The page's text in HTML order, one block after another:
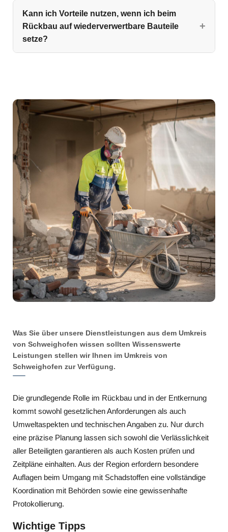
Kann ich Vorteile nutzen, wenn ich beim
Rückbau auf wiederverwertbare Bauteile
setze?
Was Sie über unsere Dienstleistungen aus dem Umkreis
von Schweighofen wissen sollten Wissenswerte
Leistungen stellen wir Ihnen im Umkreis von
Schweighofen zur Verfügung.
Die grundlegende Rolle im Rückbau und in der Entkernung
kommt sowohl gesetzlichen Anforderungen als auch
Umweltaspekten und technischen Angaben zu. Nur durch
eine präzise Planung lassen sich sowohl die Verlässlichkeit
aller Beteiligten garantieren als auch Kosten prüfen und
Zeitpläne einhalten. Aus der Region erfordern besondere
Auflagen beim Umgang mit Schadstoffen eine vollständige
Koordination mit Behörden sowie eine gewissenhafte
Protokollierung.
Wichtige Tipps